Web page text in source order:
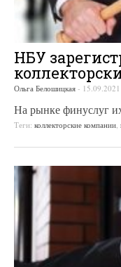
НБУ
Ольга Белошицкая -
На рынке финуслуг
Теги: коллекторские компании,